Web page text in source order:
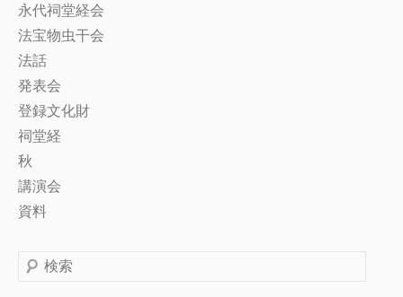
永代祠堂経会
法宝物虫干会
法話
発表会
登録文化財
祠堂経
秋
講演会
資料
検